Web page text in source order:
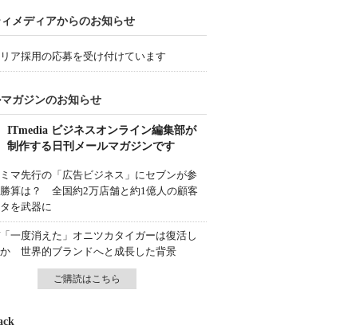
メディアからのお知らせ
ア採用の応募を受け付けています
ガジンのお知らせ
ITmedia ビジネスオンライン編集部が
制作する日刊メールマガジンです
マ先行の「広告ビジネス」にセブンが参
算は？ 全国約2万店舗と約1億人の顧客
を武器に
一度消えた」オニツカタイガーは復活し
世界的ブランドへと成長した背景
ご購読はこちら